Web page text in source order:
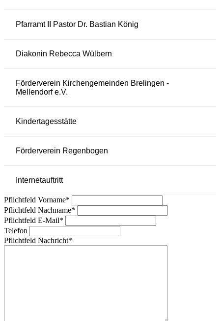
Pfarramt II Pastor Dr. Bastian König
Diakonin Rebecca Wülbern
Förderverein Kirchengemeinden Brelingen -
Mellendorf e.V.
Kindertagesstätte
Förderverein Regenbogen
Internetauftritt
Pflichtfeld Vorname*
Pflichtfeld Nachname*
Pflichtfeld E-Mail*
Telefon
Pflichtfeld Nachricht*